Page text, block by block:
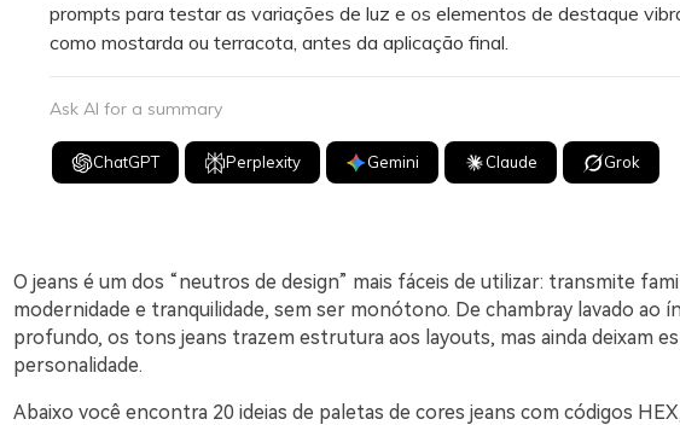
prompts para testar as variações de luz e os elementos de destaque
como mostarda ou terracota, antes da aplicação final.
Ask AI for a summary
ChatGPT Perplexity Gemini Claude Grok
O jeans é um dos “neutros de design” mais fáceis de utilizar: transmite
modernidade e tranquilidade, sem ser monótono. De chambray lavado ao
profundo, os tons jeans trazem estrutura aos layouts, mas ainda deixam
personalidade.
Abaixo você encontra 20 ideias de paletas de cores jeans com códigos